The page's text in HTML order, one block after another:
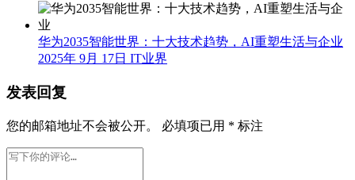
华为2035智能世界：十大技术趋势，AI重塑生活与企业
2025年 9月 17日 IT业界
发表回复
您的邮箱地址不会被公开。 必填项已用 * 标注